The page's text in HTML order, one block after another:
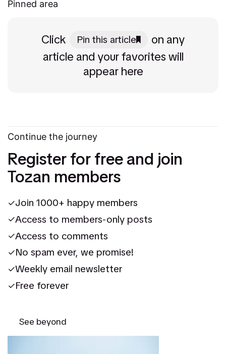
Pinned area
Click Pin this article
on any
article and your favorites will
appear here
Continue the journey
Register for free and join
Tozan members
Join 1000+ happy members
Access to members-only posts
Access to comments
No spam ever, we promise!
Weekly email newsletter
Free forever
See beyond